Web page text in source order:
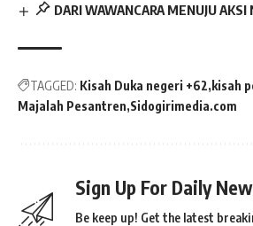
DARI WAWANCARA MENUJU AKSI
TAGGED: Kisah Duka negeri +62 kisah
Majalah Pesantren Sidogirimedia.com
Sign Up For Daily
Be keep up! Get the latest